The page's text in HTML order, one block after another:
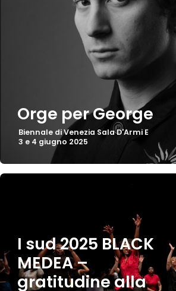
Orge per George
Biennale di Venezia Sala D'Armi E
3 e 4 giugno 2025
I sud 2025 BLACK
MEDEA –
gratitudine alla